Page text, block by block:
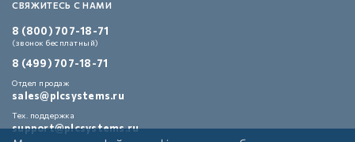
СВЯЖИТЕСЬ С НАМИ
8 (800) 707-18-71
(звонок бесплатный)
8 (499) 707-18-71
Отдел продаж
sales@plcsystems.ru
Тех. поддержка
support@plcsystems.ru